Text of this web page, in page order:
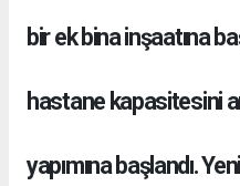
bir ek bina inşaatına
hastane kapasitesini
yapımına başlandı.